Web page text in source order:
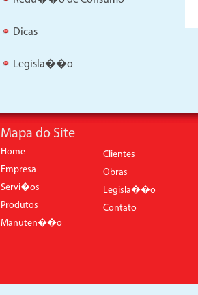
Dicas
Legisla��o
Mapa do Site
Home
Empresa
Servi�os
Produtos
Manuten��o
Clientes
Obras
Legisla��o
Contato